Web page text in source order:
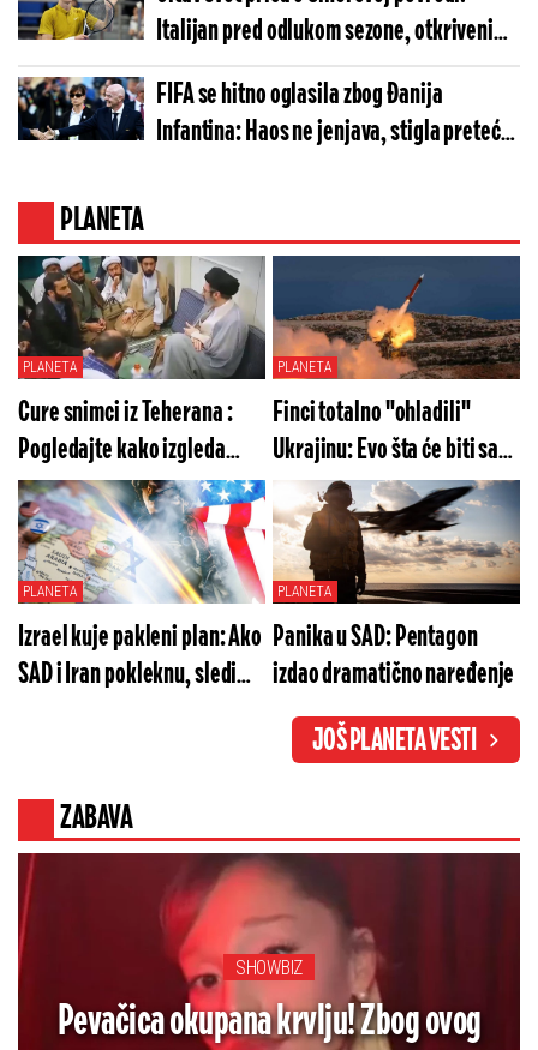
Italijan pred odlukom sezone, otkriveni
svi detalji
FIFA se hitno oglasila zbog Đanija
Infantina: Haos ne jenjava, stigla preteća
PLANETA
PLANETA
Cure snimci iz Teherana :
Pogledajte kako izgleda
Modžtaba Hamnei (VIDEO)
PLANETA
Finci totalno "ohladili"
Ukrajinu: Evo šta će biti sa
sistermimima "patriot"
PLANETA
Izrael kuje pakleni plan: Ako
SAD i Iran pokleknu, sledi
PLANETA
Panika u SAD: Pentagon
izdao dramatično naređenje
JOŠ PLANETA VESTI
ZABAVA
SHOWBIZ
Pevačica okupana krvlju! Zbog ovog